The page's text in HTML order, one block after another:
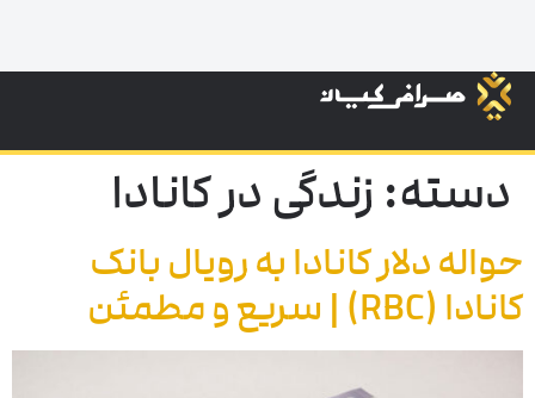
دسته: زندگی در کانادا
حواله دلار کانادا به رویال بانک
کانادا (RBC) | سریع و مطمئن